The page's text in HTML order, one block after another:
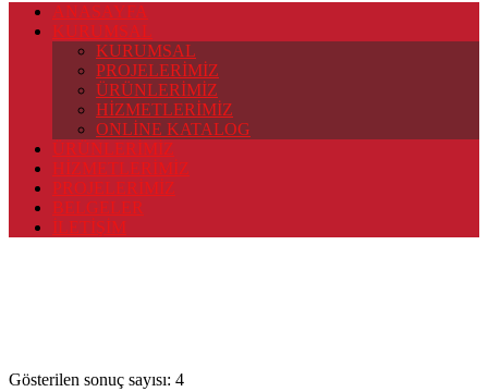
ANASAYFA
KURUMSAL
KURUMSAL
PROJELERİMİZ
ÜRÜNLERİMİZ
HİZMETLERİMİZ
ONLİNE KATALOG
ÜRÜNLERİMİZ
HİZMETLERİMİZ
PROJELERİMİZ
BELGELER
İLETİŞİM
Gösterilen sonuç sayısı: 4